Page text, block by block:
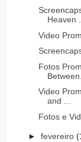
Heaven
Video
Fotos
Video
and ...
Fotos e
► fevereiro